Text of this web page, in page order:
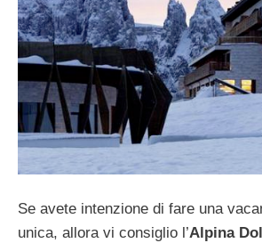
Se avete intenzione di fare una
unica, allora vi consiglio l’Alpina